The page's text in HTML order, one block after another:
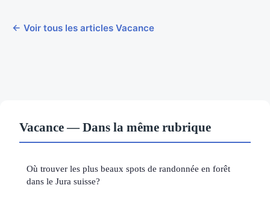
← Voir tous les articles Vacance
Vacance — Dans la même rubrique
Où trouver les plus beaux spots de randonnée en forêt
dans le Jura suisse?